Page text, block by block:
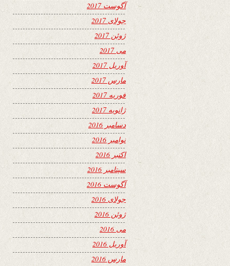
آگوست 2017
جولای 2017
ژوئن 2017
می 2017
آوریل 2017
مارس 2017
فوریه 2017
ژانویه 2017
دسامبر 2016
نوامبر 2016
اکتبر 2016
سپتامبر 2016
آگوست 2016
جولای 2016
ژوئن 2016
می 2016
آوریل 2016
مارس 2016